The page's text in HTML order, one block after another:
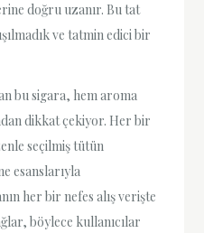
doğru uzanır. Bu tat
ve tatmin edici bir
bu sigara, hem aroma
dikkat çekiyor. Her bir
seçilmiş tütün
esanslarıyla
her bir nefes alış verişte
böylece kullanıcılar